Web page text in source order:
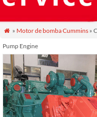
 » Motor de bomba Cummins »
Pump Engine